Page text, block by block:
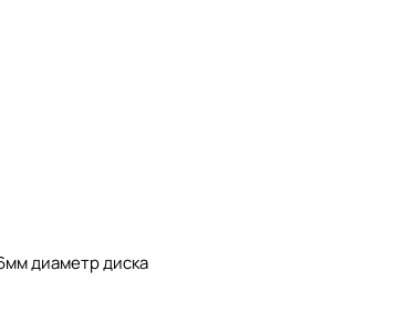
диаметр диска